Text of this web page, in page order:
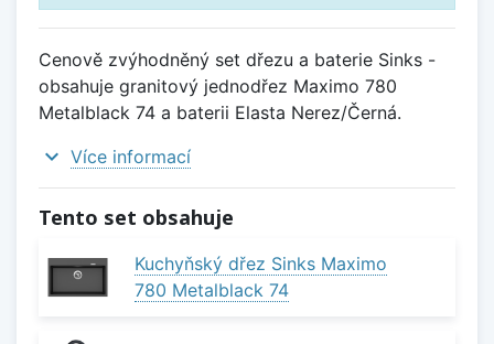
Cenově zvýhodněný set dřezu a baterie Sinks -
obsahuje granitový jednodřez Maximo 780
Metalblack 74 a baterii Elasta Nerez/Černá.
expand_more Více informací
Tento set obsahuje
Kuchyňský dřez Sinks Maximo
780 Metalblack 74